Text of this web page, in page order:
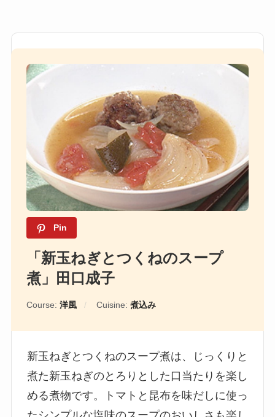
Pin
「新玉ねぎとつくねのスープ
煮」田口成子
Course: 洋風 Cuisine: 煮込み
新玉ねぎとつくねのスープ煮は、じっくりと
煮た新玉ねぎのとろりとした口当たりを楽し
める煮物です。トマトと昆布を味だしに使っ